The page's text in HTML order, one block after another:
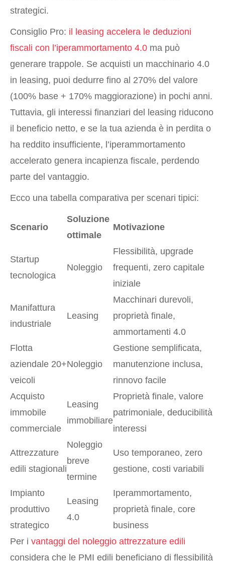
strategici.
Consiglio Pro: il leasing accelera le deduzioni
fiscali con l’iperammortamento 4.0 ma può
generare trappole. Se acquisti un macchinario 4.0
in leasing, puoi dedurre fino al 270% del valore
(100% base + 170% maggiorazione) in pochi anni.
Tuttavia, gli interessi finanziari del leasing riducono
il beneficio netto, e se la tua azienda è in perdita o
ha reddito insufficiente, l’iperammortamento
accelerato genera incapienza fiscale, perdendo
parte del vantaggio.
Ecco una tabella comparativa per scenari tipici:
Scenario
Soluzione
ottimale
Motivazione
Startup
tecnologica
Noleggio
Flessibilità, upgrade
frequenti, zero capitale
iniziale
Manifattura
industriale
Leasing
Macchinari durevoli,
proprietà finale,
ammortamenti 4.0
Flotta
aziendale 20+
veicoli
Noleggio
Gestione semplificata,
manutenzione inclusa,
rinnovo facile
Acquisto
immobile
commerciale
Leasing
immobiliare
Proprietà finale, valore
patrimoniale, deducibilità
interessi
Attrezzature
edili stagionali
Noleggio
breve
termine
Uso temporaneo, zero
gestione, costi variabili
Impianto
produttivo
strategico
Leasing
4.0
Iperammortamento,
proprietà finale, core
business
Per i vantaggi del noleggio attrezzature edili
considera che le PMI edili beneficiano di flessibilità